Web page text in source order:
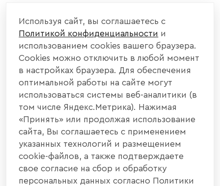
Используя сайт, вы соглашаетесь с
Политикой конфиденциальности и
использованием cookies вашего браузера.
Cookies можно отключить в любой момент
в настройках браузера. Для обеспечения
оптимальной работы на сайте могут
использоваться системы веб-аналитики (в
том числе Яндекс.Метрика). Нажимая
«Принять» или продолжая использование
сайта, Вы соглашаетесь с применением
указанных технологий и размещением
cookie-файлов, а также подтверждаете
свое согласие на сбор и обработку
персональных данных согласно Политики